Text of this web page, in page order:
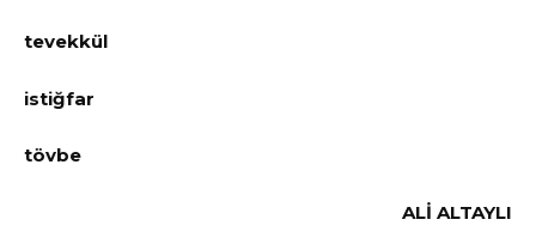
tevekkül
istiğfar
tövbe
ALİ ALTAYLI